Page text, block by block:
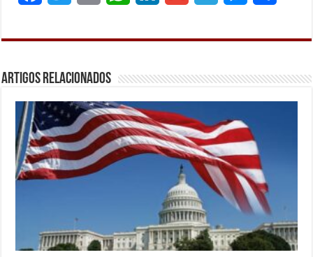
c
b
o
o
k
i
t
e
r
a
l
a
s
A
p
p
n
e
d
I
n
a
l
l
g
a
m
s
e
g
e
r
a
e
Artigos Relacionados